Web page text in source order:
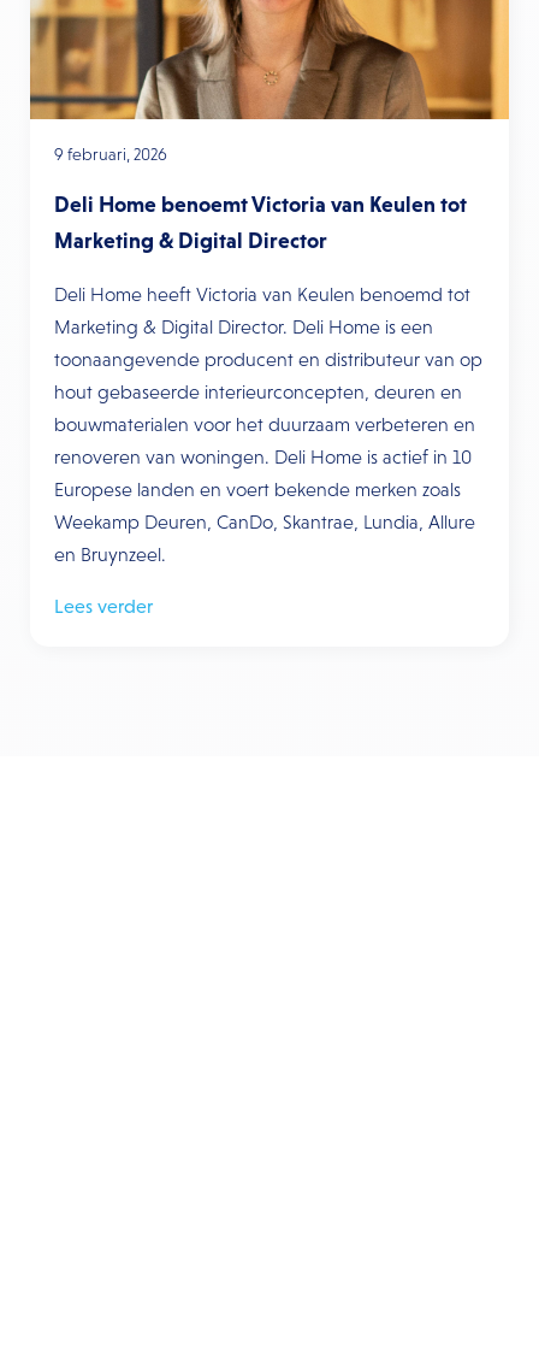
9 februari, 2026
Deli Home benoemt Victoria van Keulen tot
Marketing & Digital Director
Deli Home heeft Victoria van Keulen benoemd tot
Marketing & Digital Director. Deli Home is een
toonaangevende producent en distributeur van op
hout gebaseerde interieurconcepten, deuren en
bouwmaterialen voor het duurzaam verbeteren en
renoveren van woningen. Deli Home is actief in 10
Europese landen en voert bekende merken zoals
Weekamp Deuren, CanDo, Skantrae, Lundia, Allure
en Bruynzeel.
Lees verder